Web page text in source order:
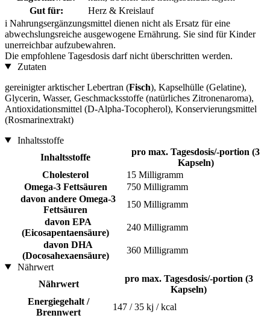
Gut für:
Herz & Kreislauf
i Nahrungsergänzungsmittel dienen nicht als Ersatz für eine
abwechslungsreiche ausgewogene Ernährung. Sie sind für Kinder
unerreichbar aufzubewahren.
Die empfohlene Tagesdosis darf nicht überschritten werden.
Zutaten
gereinigter arktischer Lebertran (Fisch), Kapselhülle (Gelatine),
Glycerin, Wasser, Geschmacksstoffe (natürliches Zitronenaroma),
Antioxidationsmittel (D-Alpha-Tocopherol), Konservierungsmittel
(Rosmarinextrakt)
Inhaltsstoffe
Inhaltsstoffe
pro max. Tagesdosis/-portion (3
Kapseln)
Cholesterol
15 Milligramm
Omega-3 Fettsäuren
750 Milligramm
davon andere Omega-3
Fettsäuren
150 Milligramm
davon EPA
(Eicosapentaensäure)
240 Milligramm
davon DHA
(Docosahexaensäure)
360 Milligramm
Nährwert
Nährwert
pro max. Tagesdosis/-portion (3
Kapseln)
Energiegehalt /
Brennwert
147 / 35 kj / kcal